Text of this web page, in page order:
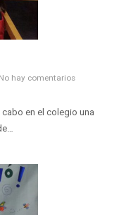
No hay comentarios
en el colegio una